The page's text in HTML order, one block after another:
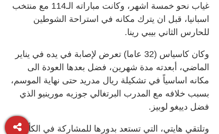
غياب نحو خمسة اشهر، وكانت مباراته الـ‬114 مع منتخب
اسبانيا، قبل ان يترك مكانه في استراحة الشوطين
للحارس الثاني بيبي رينا.
وكان كاسياس (‬32 عاما) تعرض لإصابة في يده في يناير
الماضي، أبعدته مدة شهرين، فضل بعدها العودة الى
مكانه اساسياً في تشكيلة ريال مدريد حتى نهاية الموسم،
بسبب خلافه مع المدرب البرتغالي جوزيه مورينيو الذي
فضل دييغو لوبيز.
وتلتقي هايتي، التي تستعد بدورها للمشاركة في الكأس